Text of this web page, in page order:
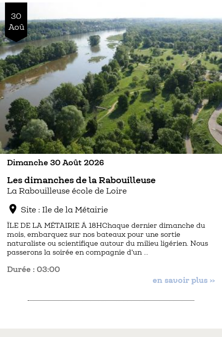
30
Aoû
Dimanche 30 Août 2026
Les dimanches de la Rabouilleuse
La Rabouilleuse école de Loire
location_on Site : Ile de la Métairie
ÎLE DE LA MÉTAIRIE À 18HChaque dernier dimanche du
mois, embarquez sur nos bateaux pour une sortie
naturaliste ou scientifique autour du milieu ligérien. Nous
passerons la soirée en compagnie d’un …
Durée : 03:00
en savoir plus »